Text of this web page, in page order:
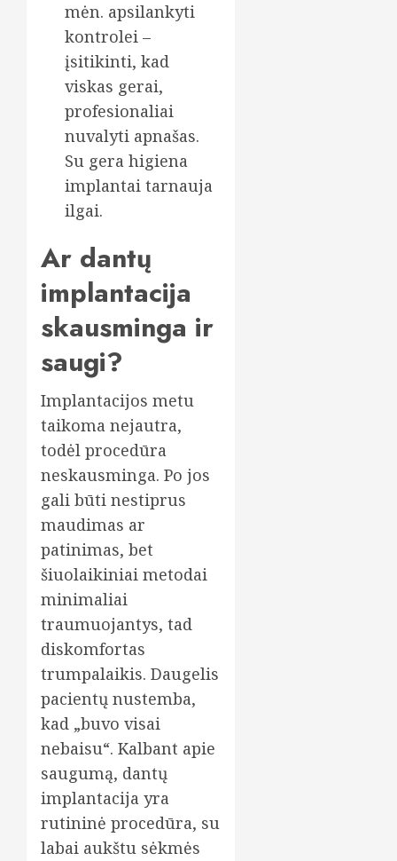
mėn. apsilankyti
kontrolei –
įsitikinti, kad
viskas gerai,
profesionaliai
nuvalyti apnašas.
Su gera higiena
implantai tarnauja
ilgai.
Ar dantų
implantacija
skausminga ir
saugi?
Implantacijos metu
taikoma nejautra,
todėl procedūra
neskausminga. Po jos
gali būti nestiprus
maudimas ar
patinimas, bet
šiuolaikiniai metodai
minimaliai
traumuojantys, tad
diskomfortas
trumpalaikis. Daugelis
pacientų nustemba,
kad „buvo visai
nebaisu“. Kalbant apie
saugumą, dantų
implantacija yra
rutininė procedūra, su
labai aukštu sėkmės